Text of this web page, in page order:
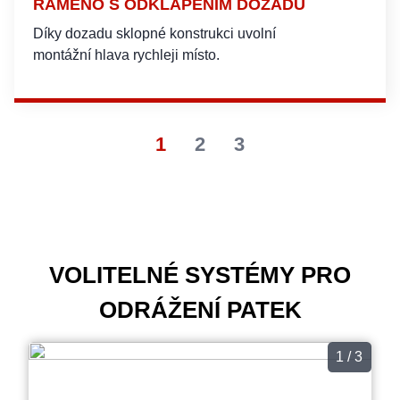
1 2 3
RAMENO S ODKLÁPĚNÍM DOZADU
Díky dozadu sklopné konstrukci uvolní
montážní hlava rychleji místo.
VOLITELNÉ SYSTÉMY PRO
ODRÁŽENÍ PATEK
1 / 3